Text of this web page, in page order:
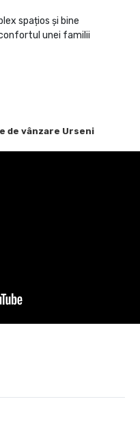
de vânzare Urseni
spațios și bine
unei familii